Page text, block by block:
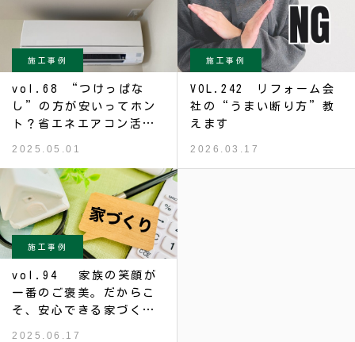
施工事例
vol.68 “つけっぱな
し”の方が安いってホン
ト？省エネエアコン活用
2025.05.01
施工事例
VOL.242 リフォーム会
社の“うまい断り方”教
えます
2026.03.17
施工事例
vol.94 家族の笑顔が
一番のご褒美。だからこ
そ、安心できる家づくり
2025.06.17